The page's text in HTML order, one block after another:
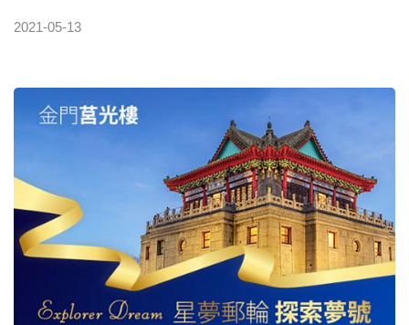
想運動的朋友，這裡也有健身房＆水療中心，讓你舒服
到一個不要不要的。 [IMG10] 天巢法國餐廳這要特別介
紹一下，它是米其林三星大廚喬爾·侯布匈所掌廚，八成
食材由法國進口，每月更換菜單。一般需要提早兩星期
預訂桌。 [IMG11] 如果喜歡吃中式的話，新葡京也有一
間厲害的中餐廳叫做8餐廳。 【澳門新葡京賭場酒店 資
訊】Grand Lisboa MACAU官網：
https://www.grandlisboahotels.com/zh-hant飯店
星等：✭✭✭✭✭城市區域：澳門半島地址：2-4, 葡京路
2021-05-13